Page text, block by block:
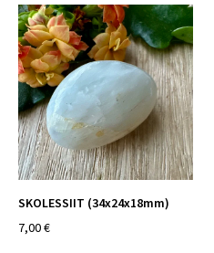
SKOLESSIIT (34x24x18mm)
7,00 €